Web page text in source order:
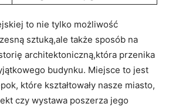
to nie ‌tylko możliwość
sztuką,ale także sposób na
architektoniczną,która przenika
budynku. Miejsce to ‍jest
które kształtowały nasze miasto,
czy wystawa poszerza jego⁢